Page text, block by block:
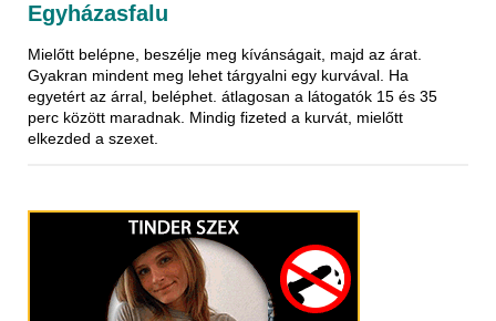
Egyházasfalu
Mielőtt belépne, beszélje meg kívánságait, majd az árat.
Gyakran mindent meg lehet tárgyalni egy kurvával. Ha
egyetért az árral, beléphet. átlagosan a látogatók 15 és 35
perc között maradnak. Mindig fizeted a kurvát, mielőtt
elkezded a szexet.